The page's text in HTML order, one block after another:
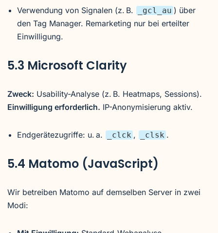
Verwendung von Signalen (z. B. _gcl_au ) über
den Tag Manager. Remarketing nur bei erteilter
Einwilligung.
5.3 Microsoft Clarity
Zweck: Usability-Analyse (z. B. Heatmaps, Sessions).
Einwilligung erforderlich. IP-Anonymisierung aktiv.
Endgerätezugriffe: u. a. _clck , _clsk .
5.4 Matomo (JavaScript)
Wir betreiben Matomo auf demselben Server in zwei
Modi: